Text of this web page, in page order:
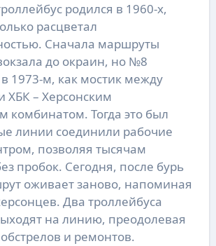
родился в 1960-х,
расцветал
Сначала маршруты
до окраин, но №8
1973-м, как мостик между
ХБК – Херсонским
комбинатом. Тогда это был
линии соединили рабочие
позволяя тысячам
пробок. Сегодня, после бурь
оживает заново, напоминая
Два троллейбуса
на линию, преодолевая
и ремонтов.